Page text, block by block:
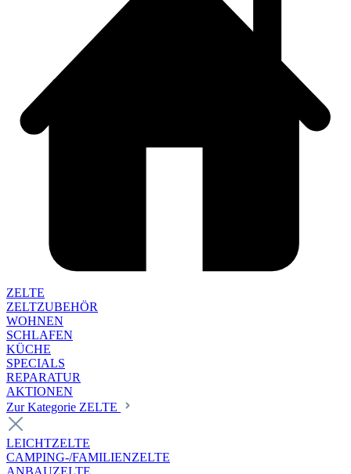
ZELTE
ZELTZUBEHÖR
WOHNEN
SCHLAFEN
KÜCHE
SPECIALS
REPARATUR
AKTIONEN
Zur Kategorie ZELTE
LEICHTZELTE
CAMPING-/FAMILIENZELTE
ANBAUZELTE